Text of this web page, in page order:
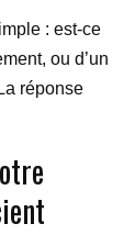
: est-ce
ou d’un
réponse